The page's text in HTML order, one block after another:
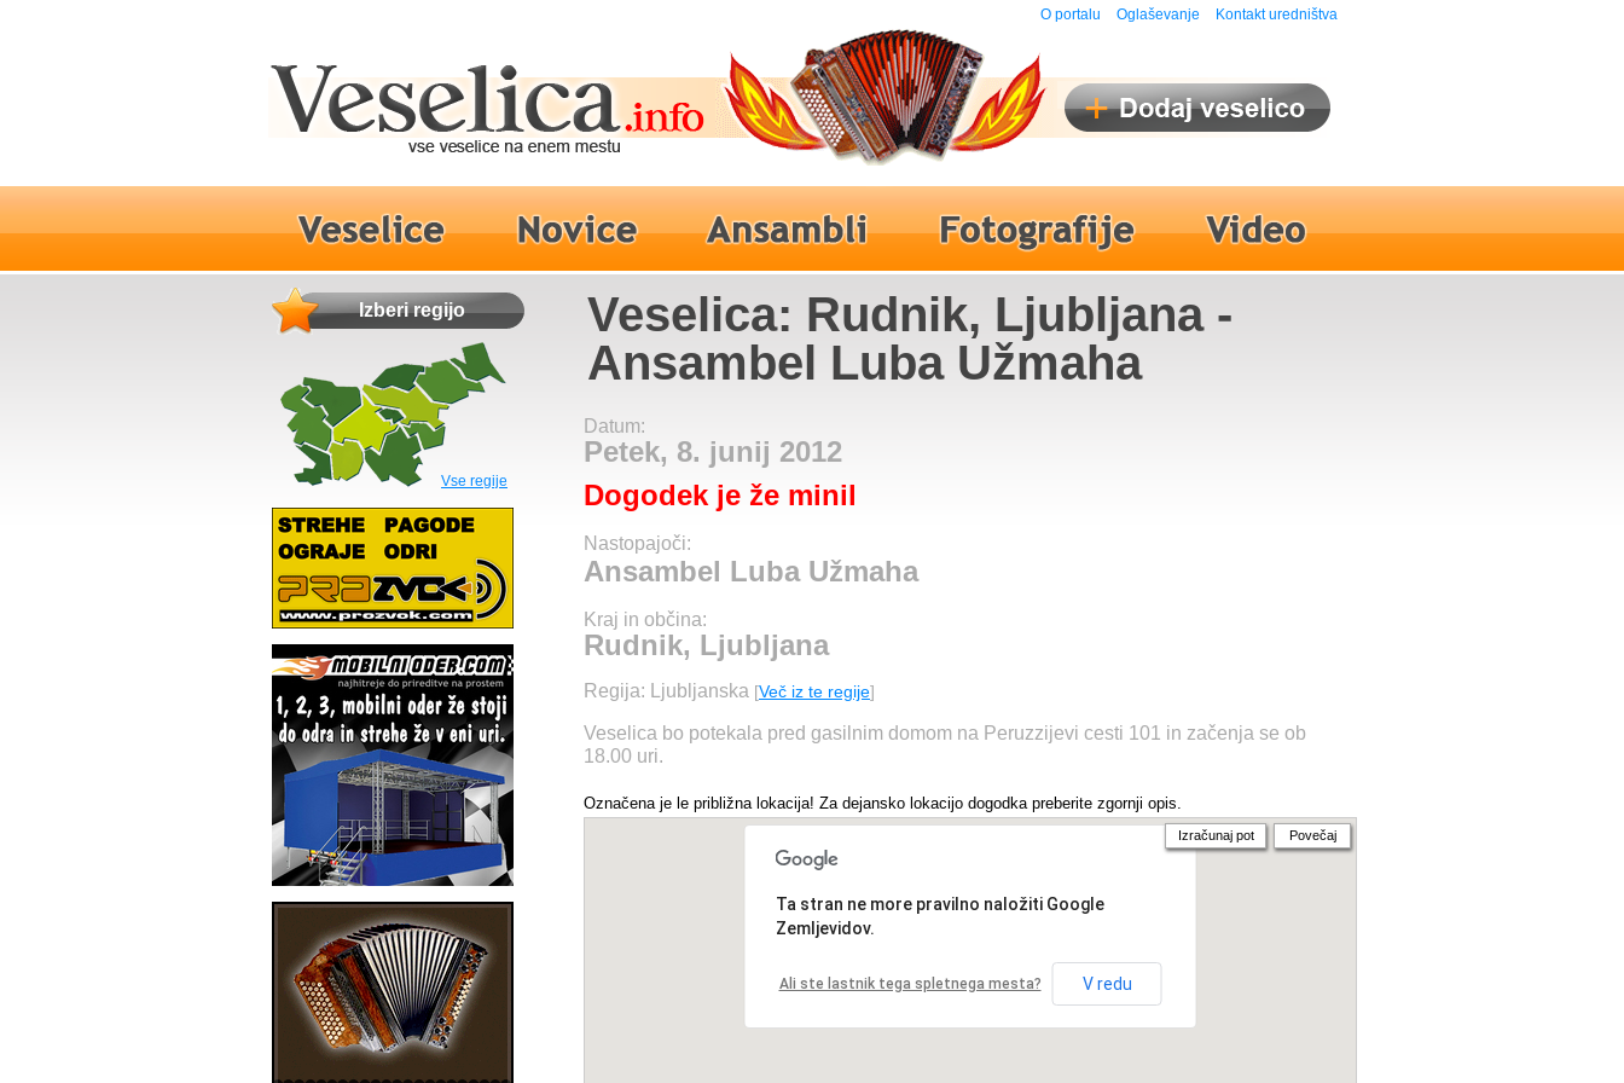
O portalu Oglaševanje Kontakt uredništva
Izberi regijo
Vse regije
Veselica: Rudnik, Ljubljana -
Ansambel Luba Užmaha
Datum:
Petek, 8. junij 2012
Dogodek je že minil
Nastopajoči:
Ansambel Luba Užmaha
Kraj in občina:
Rudnik, Ljubljana
Regija: Ljubljanska [Več iz te regije]
Veselica bo potekala pred gasilnim domom na Peruzzijevi cesti 101 in začenja se ob
18.00 uri.
Označena je le približna lokacija! Za dejansko lokacijo dogodka preberite zgornji opis.
Ta stran ne more pravilno naložiti Google
Zemljevidov.
Ali ste lastnik tega spletnega mesta? V redu
Izračunaj pot Povečaj